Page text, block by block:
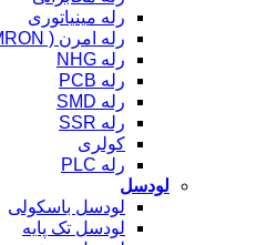
رله مینیاتوری
رله امرن ( OMRON )
رله NHG
رله PCB
رله SMD
رله SSR
کولری
رله PLC
لودسل
لودسل باسکولی
لودسل تک پایه